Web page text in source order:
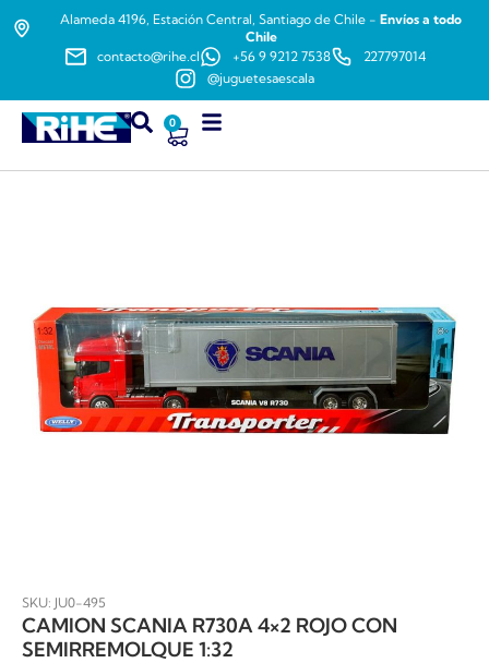
Alameda 4196, Estación Central, Santiago de Chile - Envíos a todo
Chile
contacto@rihe.cl
+56 9 9212 7538
227797014
@juguetesaescala
0
SKU: JU0-495
CAMION SCANIA R730A 4×2 ROJO CON
SEMIRREMOLQUE 1:32